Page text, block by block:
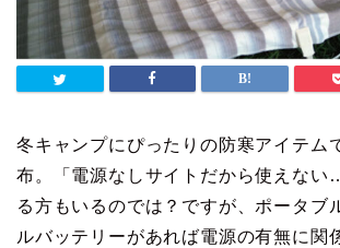
冬キャンプにぴったりの防寒アイテム
布。「電源なしサイトだから使えない
る方もいるのでは？ですが、ポータブ
ルバッテリーがあれば電源の有無に関